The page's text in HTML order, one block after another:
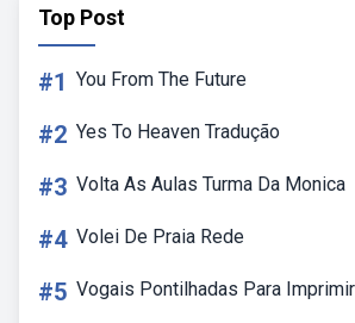
Top Post
#1 You From The Future
#2 Yes To Heaven Tradução
#3 Volta As Aulas Turma Da Monica
#4 Volei De Praia Rede
#5 Vogais Pontilhadas Para